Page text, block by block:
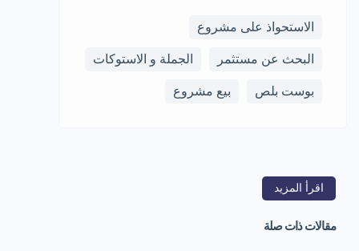
الاستحواذ على مشروع
البحث عن مستثمر الجملة و الاستوكات
بوست بلص بيع مشروع
اقرأ المزيد
مقالات ذات صلة